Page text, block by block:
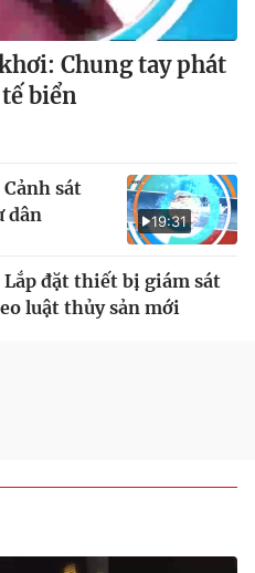
Chung tay phát
biển
19:31
sát
dân
đặt thiết bị giám sát
luật thủy sản mới